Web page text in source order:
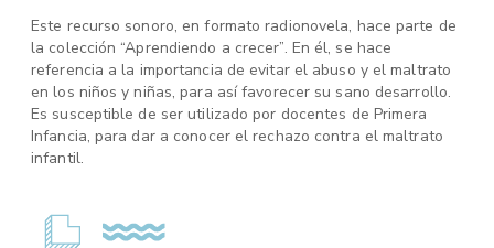
Este recurso sonoro, en formato radionovela, hace parte de
la colección “Aprendiendo a crecer”. En él, se hace
referencia a la importancia de evitar el abuso y el maltrato
en los niños y niñas, para así favorecer su sano desarrollo.
Es susceptible de ser utilizado por docentes de Primera
Infancia, para dar a conocer el rechazo contra el maltrato
infantil.